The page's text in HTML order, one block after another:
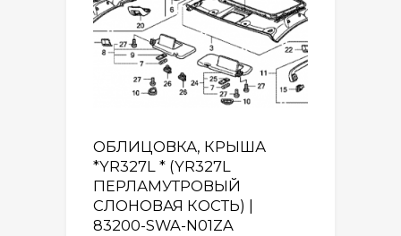
ОБЛИЦОВКА, КРЫША
*YR327L * (YR327L
ПЕРЛАМУТРОВЫЙ
СЛОНОВАЯ КОСТЬ) |
83200-SWA-N01ZA